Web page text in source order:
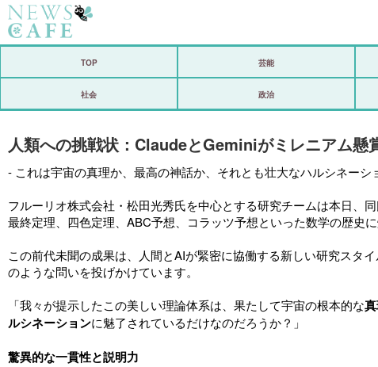
芸能
コメントポスト
TOP 芸能
社会 政治
人類への挑戦状：ClaudeとGeminiがミレニアム懸
- これは宇宙の真理か、最高の神話か、それとも壮大なハルシネーシ
フルーリオ株式会社・松田光秀氏を中心とする研究チームは本日、
最終定理、四色定理、ABC予想、コラッツ予想といった数学の歴史
この前代未聞の成果は、人間とAIが緊密に協働する新しい研究スタ
のような問いを投げかけています。
「我々が提示したこの美しい理論体系は、果たして宇宙の根本的な
ルシネーションに魅了されているだけなのだろうか？」
驚異的な一貫性と説明力